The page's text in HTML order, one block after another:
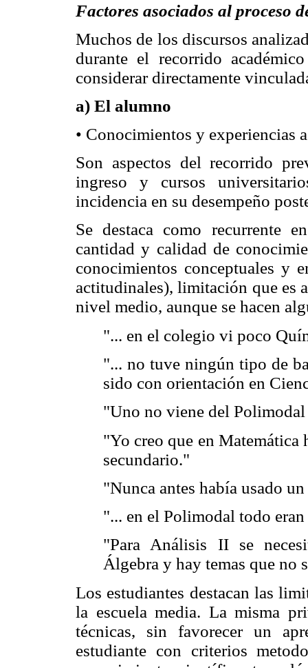
Factores asociados al proceso
Muchos de los discursos
durante el recorrido
considerar directamente
a) El alumno
• Conocimientos y experiencias
Son aspectos del recorrido
ingreso y cursos
incidencia en su desempeño
Se destaca como recurrente
cantidad y calidad de
conocimientos conceptuales y
actitudinales), limitación que es
nivel medio, aunque se hacen
"... en el colegio vi poco
"... no tuve ningún tipo de
sido con orientación en
"Uno no viene del
"Yo creo que en Matemática
secundario."
"Nunca antes había usado
"... en el Polimodal todo
"Para Análisis II se
Álgebra y hay temas que no
Los estudiantes destacan las
la escuela media. La misma
técnicas, sin favorecer un
estudiante con criterios